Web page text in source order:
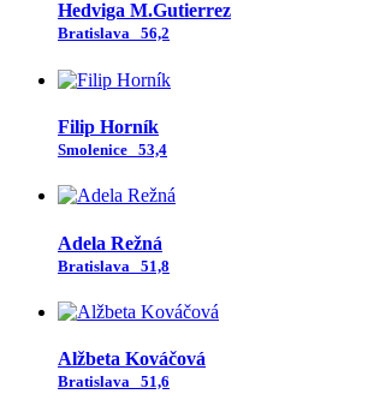
Hedviga M.Gutierrez
Bratislava 56,2
Filip Horník
Smolenice 53,4
Adela Režná
Bratislava 51,8
Alžbeta Kováčová
Bratislava 51,6